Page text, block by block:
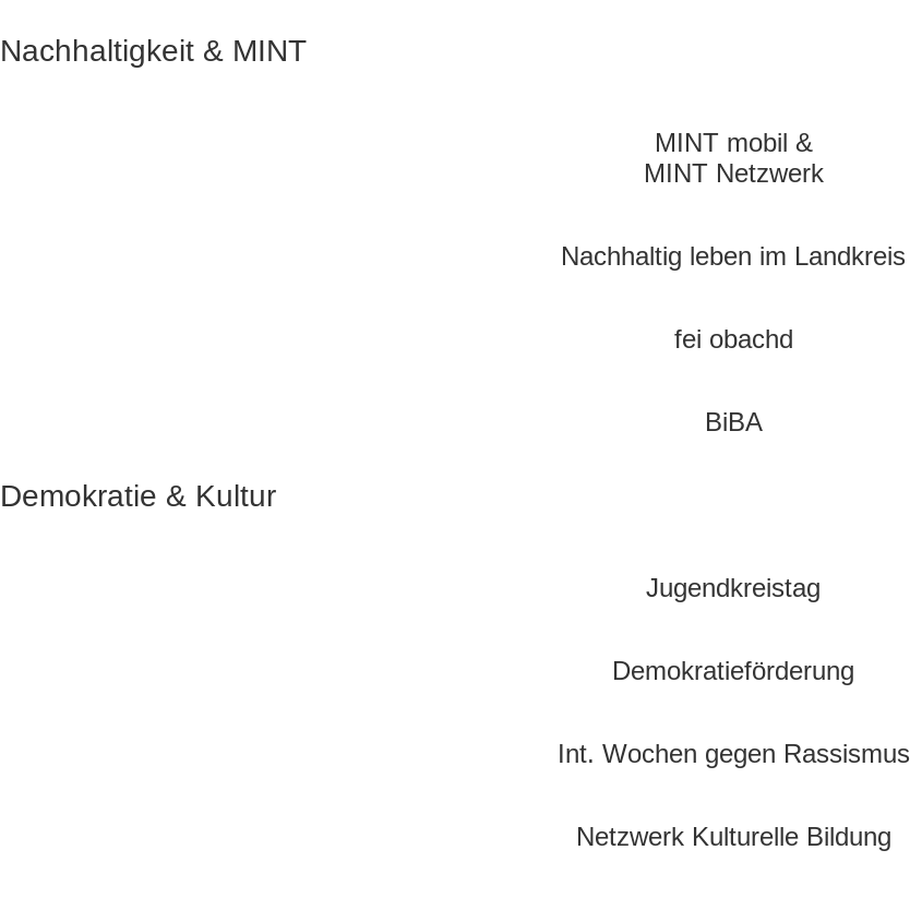
Nachhaltigkeit & MINT
MINT mobil &
MINT Netzwerk
Nachhaltig leben im Landkreis
fei obachd
BiBA
Demokratie & Kultur
Jugendkreistag
Demokratieförderung
Int. Wochen gegen Rassismus
Netzwerk Kulturelle Bildung